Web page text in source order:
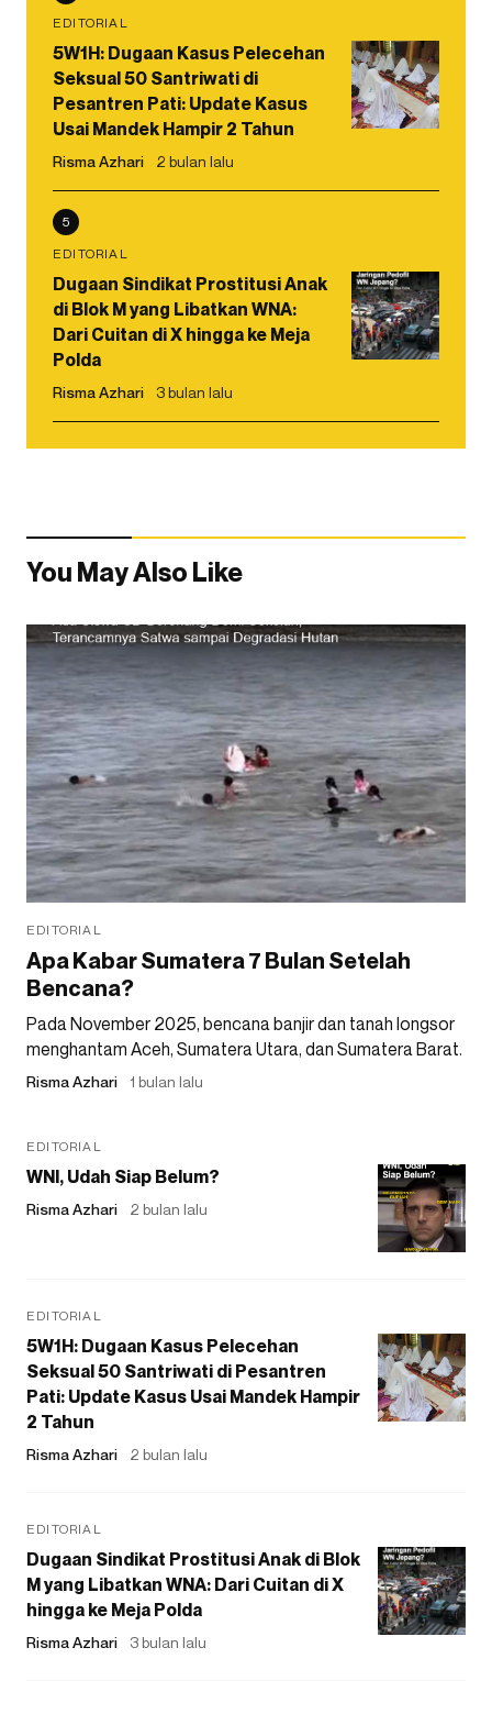
EDITORIAL
5W1H: Dugaan Kasus Pelecehan
Seksual 50 Santriwati di
Pesantren Pati: Update Kasus
Usai Mandek Hampir 2 Tahun
Risma Azhari 2 bulan lalu
5
EDITORIAL
Dugaan Sindikat Prostitusi Anak
di Blok M yang Libatkan WNA:
Dari Cuitan di X hingga ke Meja
Polda
Risma Azhari 3 bulan lalu
You May Also Like
EDITORIAL
Apa Kabar Sumatera 7 Bulan Setelah
Bencana?
Pada November 2025, bencana banjir dan tanah longsor
menghantam Aceh, Sumatera Utara, dan Sumatera Barat.
Risma Azhari 1 bulan lalu
EDITORIAL
WNI, Udah Siap Belum?
Risma Azhari 2 bulan lalu
EDITORIAL
5W1H: Dugaan Kasus Pelecehan
Seksual 50 Santriwati di Pesantren
Pati: Update Kasus Usai Mandek Hampir
2 Tahun
Risma Azhari 2 bulan lalu
EDITORIAL
Dugaan Sindikat Prostitusi Anak di Blok
M yang Libatkan WNA: Dari Cuitan di X
hingga ke Meja Polda
Risma Azhari 3 bulan lalu